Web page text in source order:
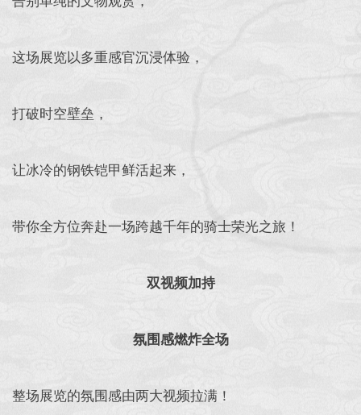
这场展览以多重感官沉浸体验，
打破时空壁垒，
让冰冷的钢铁铠甲鲜活起来，
带你全方位奔赴一场跨越千年的骑士荣光之旅！
双视频加持
氛围感燃炸全场
整场展览的氛围感由两大视频拉满！